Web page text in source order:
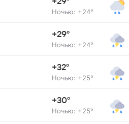
Ночью: +24°
+29°
Ночью: +24°
+32°
Ночью: +25°
+30°
Ночью: +25°